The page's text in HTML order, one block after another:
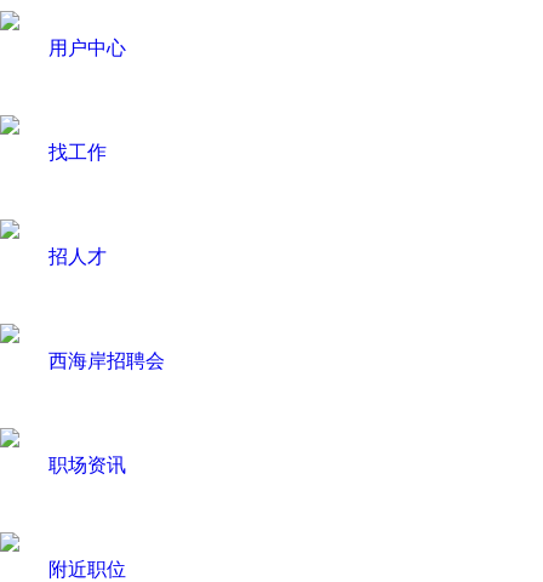
用户中心
找工作
招人才
西海岸招聘会
职场资讯
附近职位